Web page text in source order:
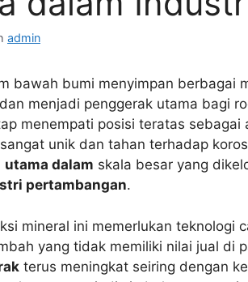
admin
bawah bumi menyimpan berbagai
menjadi penggerak utama bagi
menempati posisi teratas
unik dan tahan terhadap
utama dalam skala besar yang
pertambangan.
mineral ini memerlukan teknologi
yang tidak memiliki nilai jual di
terus meningkat seiring dengan